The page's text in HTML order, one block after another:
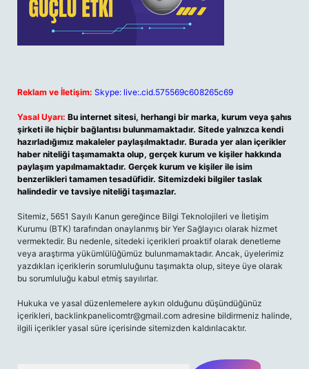
Reklam ve İletişim: Skype: live:.cid.575569c608265c69
Yasal Uyarı: Bu internet sitesi, herhangi bir marka, kurum veya şahıs
şirketi ile hiçbir bağlantısı bulunmamaktadır. Sitede yalnızca kendi
hazırladığımız makaleler paylaşılmaktadır. Burada yer alan içerikler
haber niteliği taşımamakta olup, gerçek kurum ve kişiler hakkında
paylaşım yapılmamaktadır. Gerçek kurum ve kişiler ile isim
benzerlikleri tamamen tesadüfidir. Sitemizdeki bilgiler taslak
halindedir ve tavsiye niteliği taşımazlar.
Sitemiz, 5651 Sayılı Kanun gereğince Bilgi Teknolojileri ve İletişim
Kurumu (BTK) tarafından onaylanmış bir Yer Sağlayıcı olarak hizmet
vermektedir. Bu nedenle, sitedeki içerikleri proaktif olarak denetleme
veya araştırma yükümlülüğümüz bulunmamaktadır. Ancak, üyelerimiz
yazdıkları içeriklerin sorumluluğunu taşımakta olup, siteye üye olarak
bu sorumluluğu kabul etmiş sayılırlar.
Hukuka ve yasal düzenlemelere aykırı olduğunu düşündüğünüz
içerikleri, backlinkpanelicomtr@gmail.com adresine bildirmeniz halinde,
ilgili içerikler yasal süre içerisinde sitemizden kaldırılacaktır.